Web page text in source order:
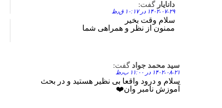
دانایار گفت:
۱۴۰۲-۰۷-۲۹ در ۱۰:۱۷ ق٫ظ
سلام وقت بخیر
ممنون از نظر و همراهی شما
سيد محمد جواد گفت:
۱۴۰۲-۰۸-۲۱ در ۱۱:۰۰ ب٫ظ
سلام و درود واقعا بی نظیر هستید و در بحث
آموزش نامبر وان❤️